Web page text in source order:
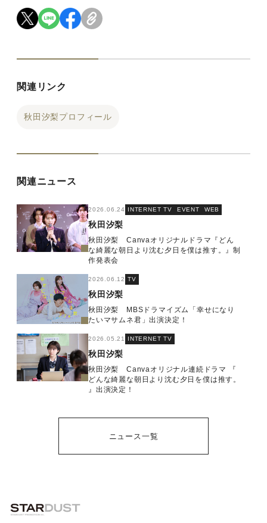
関連リンク
秋田汐梨プロフィール
関連ニュース
2026.06.24 INTERNET TV EVENT WEB
秋田汐梨
秋田汐梨 Canvaオリジナルドラマ『どん
な綺麗な朝日より沈む夕日を僕は推す。』制
作発表会
2026.06.12 TV
秋田汐梨
秋田汐梨 MBSドラマイズム「幸せになり
たいマサムネ君」出演決定！
2026.05.21 INTERNET TV
秋田汐梨
秋田汐梨 Canvaオリジナル連続ドラマ 『
どんな綺麗な朝日より沈む夕日を僕は推す。
』出演決定！
ニュース一覧